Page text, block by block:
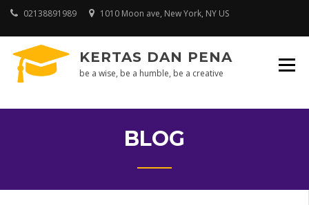
Skip
content
02138891989 1010 Moon ave, New York, NY US
KERTAS DAN PENA
be a wise, be a humble, be a creative
BLOG